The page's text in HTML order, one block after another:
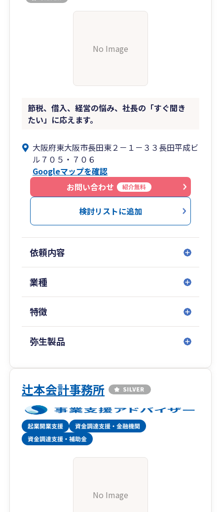
No Image
節税、借入、経営の悩み、社長の「すぐ聞き
たい」に応えます。
大阪府東大阪市長田東２－１－３３長田平成ビ
ル７０５・７０６
Googleマップを確認
お問い合わせ
紹介無料
検討リストに追加
依頼内容
業種
特徴
弥生製品
辻本会計事務所
No Image